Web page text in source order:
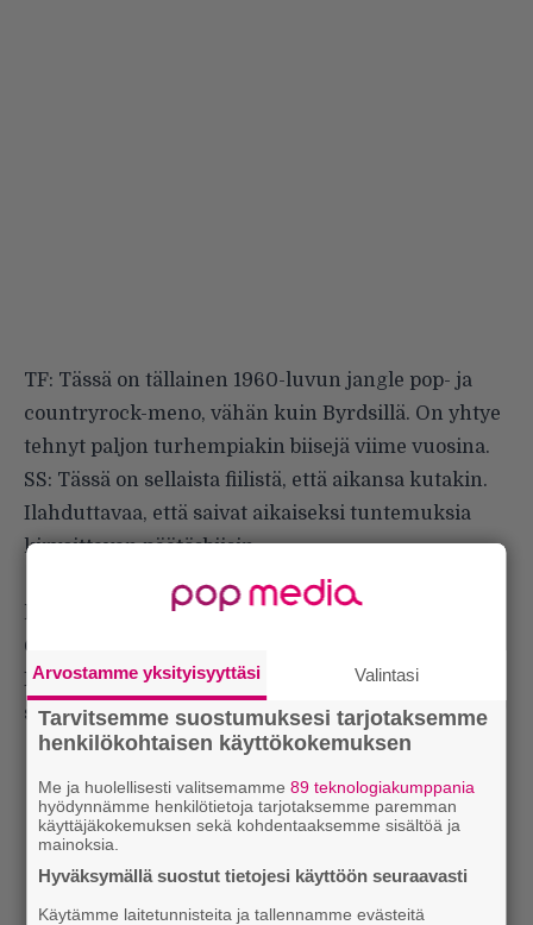
TF: Tässä on tällainen 1960-luvun jangle pop- ja
countryrock-meno, vähän kuin Byrdsillä. On yhtye
tehnyt paljon turhempiakin biisejä viime vuosina.
SS: Tässä on sellaista fiilistä, että aikansa kutakin.
Ilahduttavaa, että saivat aikaiseksi tuntemuksia
kirvoittavan päätösbiisin.
Lord Est: Juoksen vapaana
kaupunkiin
Onko tässä uusi Reggaerekka? No ei varmasti ole.
Lord Estin huomattavasti leppoisampi megahitin
seuraaja enteilee Sonmoro senjoro -levyä.
Arvostamme yksityisyyttäsi Valintasi
Tarvitsemme suostumuksesi tarjotaksemme
henkilökohtaisen käyttökokemuksen
Me ja huolellisesti valitsemamme89 teknologiakumppania
hyödynnämme henkilötietoja tarjotaksemme paremman
käyttäjäkokemuksen sekä kohdentaaksemme sisältöä ja
mainoksia.
Hyväksymällä suostut tietojesi käyttöön seuraavasti
Käytämme laitetunnisteita ja tallennamme evästeitä